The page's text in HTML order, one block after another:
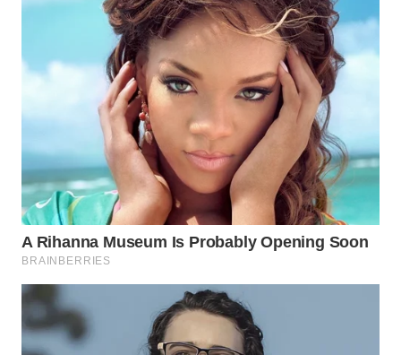
WN
TANJUNG
KARO
WN
SIMALUNGUN
LABUHANBATU
WN